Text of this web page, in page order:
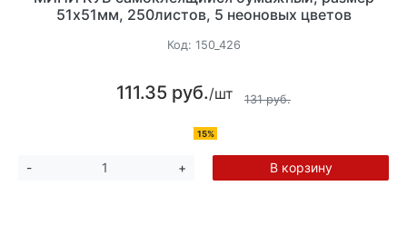
51х51мм, 250листов, 5 неоновых цветов
Код: 150_426
111.35 руб./шт 131 руб.
15%
- + В корзину